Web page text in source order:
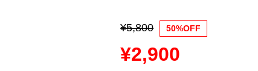
¥5,800 50%OFF
¥2,900